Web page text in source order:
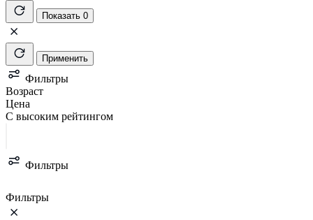
Показать 0
Применить
Фильтры
Возраст
Цена
С высоким рейтингом
Фильтры
Фильтры